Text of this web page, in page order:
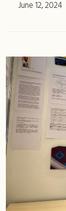
June 12, 2024